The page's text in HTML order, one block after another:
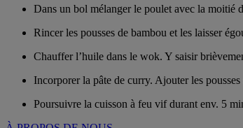
Dans un bol mélanger le poulet avec la moitié
Rincer les pousses de bambou et les laisser
Chauffer l’huile dans le wok. Y saisir
Incorporer la pâte de curry. Ajouter les
Poursuivre la cuisson à feu vif durant env. 5